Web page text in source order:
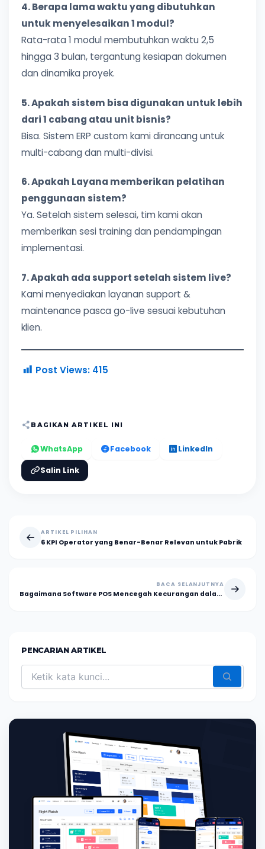
4. Berapa lama waktu yang dibutuhkan
untuk menyelesaikan 1 modul?
Rata-rata 1 modul membutuhkan waktu 2,5
hingga 3 bulan, tergantung kesiapan dokumen
dan dinamika proyek.
5. Apakah sistem bisa digunakan untuk lebih
dari 1 cabang atau unit bisnis?
Bisa. Sistem ERP custom kami dirancang untuk
multi-cabang dan multi-divisi.
6. Apakah Layana memberikan pelatihan
penggunaan sistem?
Ya. Setelah sistem selesai, tim kami akan
memberikan sesi training dan pendampingan
implementasi.
7. Apakah ada support setelah sistem live?
Kami menyediakan layanan support &
maintenance pasca go-live sesuai kebutuhan
klien.
Post Views: 415
BAGIKAN ARTIKEL INI
WhatsApp Facebook LinkedIn
Salin Link
ARTIKEL PILIHAN
6 KPI Operator yang Benar-Benar Relevan untuk Pabrik
BACA SELANJUTNYA
Bagaimana Software POS Mencegah Kecurangan dalam Bisnis?
PENCARIAN ARTIKEL